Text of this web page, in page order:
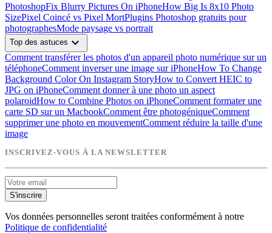
PhotoshopFix Blurry Pictures On iPhoneHow Big Is 8x10 Photo
SizePixel Coincé vs Pixel MortPlugins Photoshop gratuits pour
photographesMode paysage vs portrait
Top des astuces expand_more
Comment transférer les photos d'un appareil photo numérique sur un
téléphoneComment inverser une image sur iPhoneHow To Change
Background Color On Instagram StoryHow to Convert HEIC to
JPG on iPhoneComment donner à une photo un aspect
polaroidHow to Combine Photos on iPhoneComment formater une
carte SD sur un MacbookComment être photogéniqueComment
supprimer une photo en mouvementComment réduire la taille d'une
image
INSCRIVEZ-VOUS À LA NEWSLETTER
S'inscrire
Vos données personnelles seront traitées conformément à notre
Politique de confidentialité